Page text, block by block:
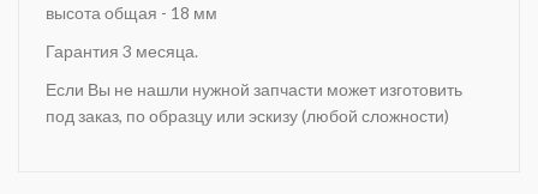
высота общая - 18 мм
Гарантия 3 месяца.
Если Вы не нашли нужной запчасти может изготовить
под заказ, по образцу или эскизу (любой сложности)